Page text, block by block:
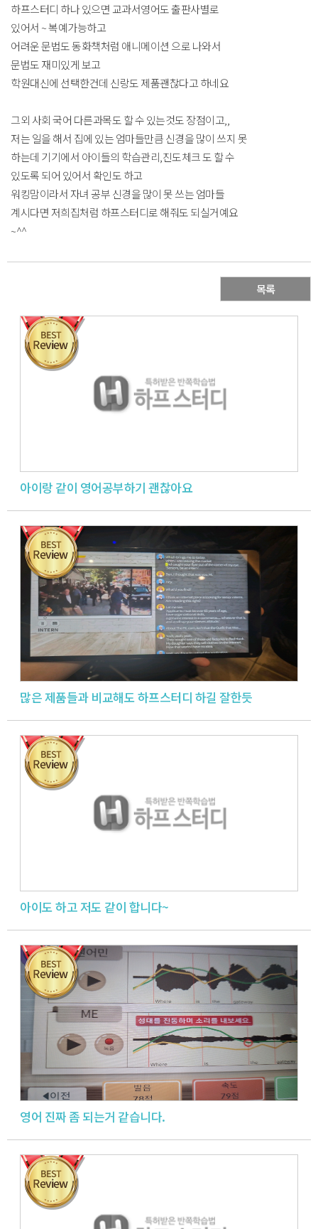
하프스터디 하나 있으면 교과서영어도 출판사별로
있어서 ~ 복예가능하고
어려운 문법도 동화책처럼 애니메이션 으로 나와서
문법도 재미있게 보고
학원대신에 선택한건데 신랑도 제품괜찮다고 하네요
그외 사회 국어 다른과목도 할 수 있는것도 장점이고,,
저는 일을 해서 집에 있는 엄마들만큼 신경을 많이 쓰지 못
하는데 기기에서 아이들의 학습관리,진도체크 도 할 수
있도록 되어 있어서 확인도 하고
워킹맘이라서 자녀 공부 신경을 많이 못 쓰는 엄마들
계시다면 저희집처럼 하프스터디로 해줘도 되실거예요
~^^
목록
아이랑 같이 영어공부하기 괜찮아요
많은 제품들과 비교해도 하프스터디 하길 잘한듯
아이도 하고 저도 같이 합니다~
영어 진짜 좀 되는거 같습니다.